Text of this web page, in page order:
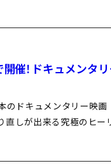
催！ドキュメンタ
のドキュメンタリー映
が出来る究極のヒー